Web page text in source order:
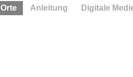
Orte Anleitung Digitale